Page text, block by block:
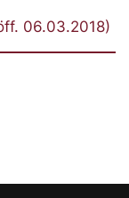
06.03.2018)